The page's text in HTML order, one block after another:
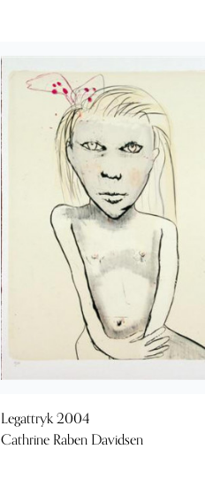
Legattryk 2004
Cathrine Raben Davidsen